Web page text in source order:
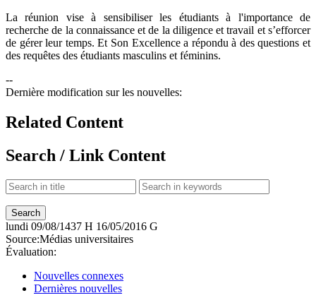
La réunion vise à sensibiliser les étudiants à l'importance de
recherche de la connaissance et de la diligence et travail et s’efforcer
de gérer leur temps. Et Son Excellence a répondu à des questions et
des requêtes des étudiants masculins et féminins.
--
Dernière modification sur les nouvelles:
Related Content
Search / Link Content
lundi 09/08/1437 H 16/05/2016 G
Source:Médias universitaires
Évaluation:
Nouvelles connexes
Dernières nouvelles